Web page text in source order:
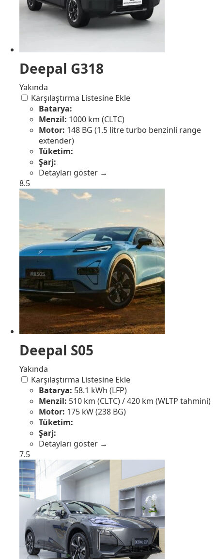
Deepal G318
Yakında
Karşılaştırma Listesine Ekle
Batarya:
Menzil: 1000 km (CLTC)
Motor: 148 BG (1.5 litre turbo benzinli range
extender)
Tüketim:
Şarj:
Detayları göster →
8.5
Deepal S05
Yakında
Karşılaştırma Listesine Ekle
Batarya: 58.1 kWh (LFP)
Menzil: 510 km (CLTC) / 420 km (WLTP tahmini)
Motor: 175 kW (238 BG)
Tüketim:
Şarj:
Detayları göster →
7.5